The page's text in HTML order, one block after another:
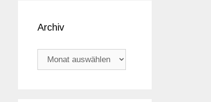
Archiv
Archiv